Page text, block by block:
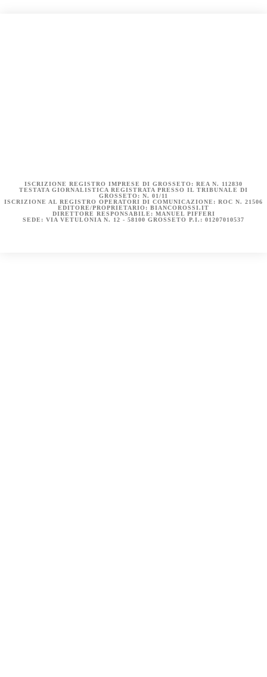
ISCRIZIONE REGISTRO IMPRESE DI GROSSETO: REA N. 112830
TESTATA GIORNALISTICA REGISTRATA PRESSO IL TRIBUNALE DI
GROSSETO: N. 01/11
ISCRIZIONE AL REGISTRO OPERATORI DI COMUNICAZIONE: ROC N. 21506
EDITORE/PROPRIETARIO: BIANCOROSSI.IT
DIRETTORE RESPONSABILE: MANUEL PIFFERI
SEDE: VIA VETULONIA N. 12 - 58100 GROSSETO P.I.: 01207010537